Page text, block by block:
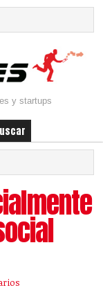
y startups